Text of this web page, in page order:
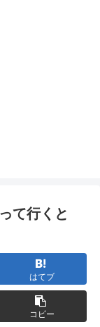
て行くと
はてブ
コピー